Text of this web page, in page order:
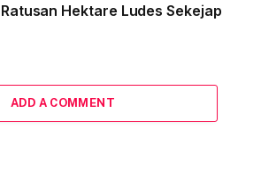
Hektare Ludes Sekejap
ADD A COMMENT